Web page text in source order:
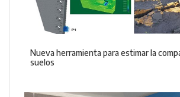
Nueva herramienta para estimar la
suelos